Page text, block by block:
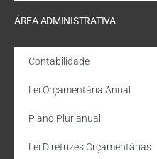
ÁREA ADMINISTRATIVA
Contabilidade
Lei Orçamentária Anual
Plano Plurianual
Lei Diretrizes Orçamentárias